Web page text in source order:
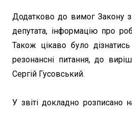
Додатково до вимог Закону
депутата, інформацію про
Також цікаво було
резонансні питання, до
Сергій Гусовський.
У звіті докладно розписано